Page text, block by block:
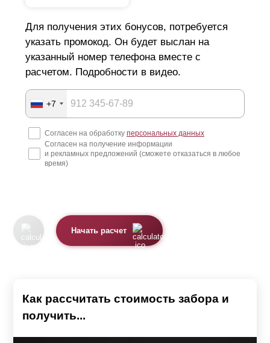
Для получения этих бонусов, потребуется
указать промокод. Он будет выслан на
указанный номер телефона вместе с
расчетом. Подробности в видео.
+7
Согласен на обработку персональных данных
Согласен на получение информации
и рекламных предложений (сможете отказаться в любое
время)
Начать расчет
Как рассчитать стоимость забора и
получить...